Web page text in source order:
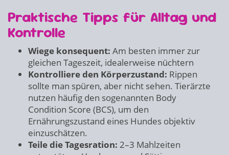
Praktische Tipps für Alltag und
Kontrolle
Wiege konsequent: Am besten immer zur
gleichen Tageszeit, idealerweise nüchtern
Kontrolliere den Körperzustand: Rippen
sollte man spüren, aber nicht sehen. Tierärzte
nutzen häufig den sogenannten Body
Condition Score (BCS), um den
Ernährungszustand eines Hundes objektiv
einzuschätzen.
Teile die Tagesration: 2–3 Mahlzeiten